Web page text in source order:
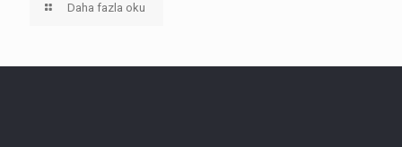
Daha fazla oku